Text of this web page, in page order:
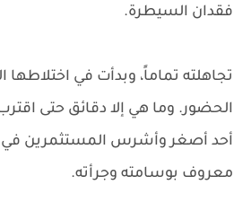
فقدان السيطرة.
تجاهلته تماماً، وبدأت في اختلاطها
الحضور. وما هي إلا دقائق حتى
أحد أصغر وأشرس المستثمرين في
معروف بوسامته وجرأته.